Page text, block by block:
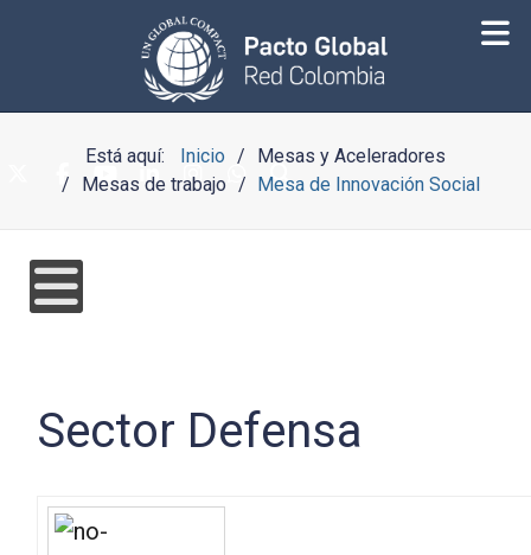
Está aquí: Inicio
Mesas y Aceleradores
Mesas de trabajo
Mesa de Innovación Social
Sector Defensa